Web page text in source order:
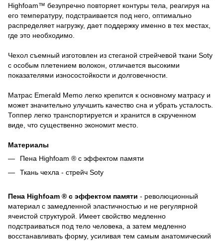
Highfoam™ безупречно повторяет контуры тела, реагируя на
его температуру, подстраивается под него, оптимально
распределяет нагрузку, дает поддержку именно в тех местах,
где это необходимо.
Чехол съемный изготовлен из стеганой стрейчевой ткани Soty
с особым плетением волокон, отличается высокими
показателями износостойкости и долговечности.
Матрас Emerald Memo легко крепится к основному матрасу и
может значительно улучшить качество сна и убрать усталость.
Топпер легко транспортируется и хранится в скрученном
виде, что существенно экономит место.
Материалы
Пена Highfoam ® с эффектом памяти
Ткань чехла - стрейч Soty
Пена Highfoam ® с эффектом памяти - революционный
материал с замедленной эластичностью и не регулярной
ячеистой структурой. Имеет свойство медленно
подстраиваться под тело человека, а затем медленно
восстанавливать форму, усиливая тем самым анатомический